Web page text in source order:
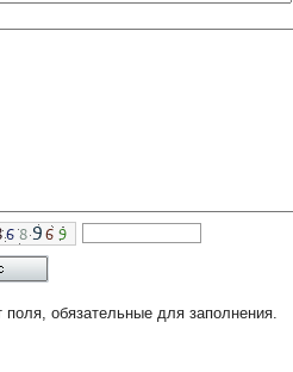
поля, обязательные для заполнения.